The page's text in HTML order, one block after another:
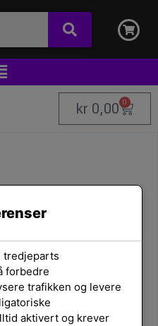
kr 0,00 0
tredjeparts
forbedre
trafikken og levere
aktivert og krever